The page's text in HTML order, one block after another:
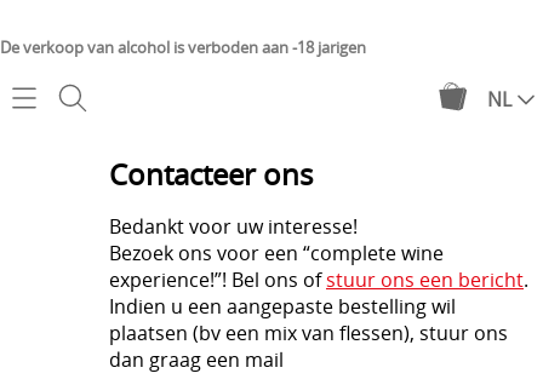
De verkoop van alcohol is verboden aan -18 jarigen
NL
Château de Minière
Château de Suronde
Proefpakket
Mijn account
Contacteer ons
Bedankt voor uw interesse!
Bezoek ons voor een “complete wine
experience!”! Bel ons ofstuur ons een bericht.
Indien u een aangepaste bestelling wil
plaatsen (bv een mix van flessen), stuur ons
dan graag een mail